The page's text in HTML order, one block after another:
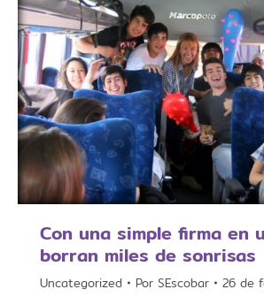
Con una simple firma en
borran miles de sonrisas
Uncategorized Por SEscobar 26 de